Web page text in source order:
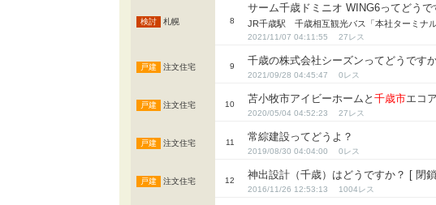
札幌 8
サーム千歳ドミニオ WING6ってどうで
JR千歳駅 千歳相互観光バス「本社ターミナ
2021/11/07 04:11:55 27
注文住宅 9
千歳の株式会社シーズンってどうです
2021/09/28 04:45:47 0
注文住宅 10
苫小牧市アイビーホームと千歳市エコ
2020/05/04 04:52:23 27
注文住宅 11
常綜建設ってどうよ？
2019/08/30 04:04:00 0
注文住宅 12
神出設計（千歳）はどうですか？ [ 閉
2016/11/26 12:53:13 1004